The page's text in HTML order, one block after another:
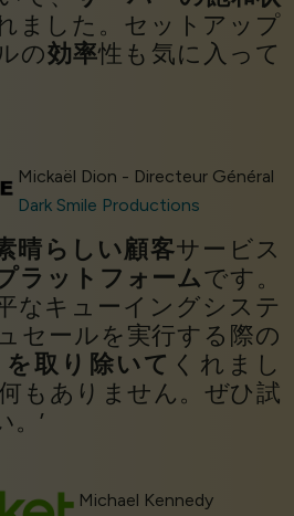
ました。セットアップ
の効率性も気に入って
Mickaël Dion - Directeur Général
Dark Smile Productions
晴らしい顧客サービス
ラットフォームです。
なキューイングシステ
セールを実行する際の
を取り除いて くれまし
もありません。ぜひ試
。’
Michael Kennedy